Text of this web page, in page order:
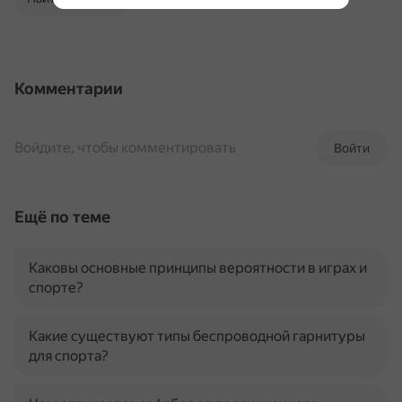
Комментарии
Войти
Войдите, чтобы комментировать
Ещё по теме
Каковы основные принципы вероятности в играх и
спорте?
Какие существуют типы беспроводной гарнитуры
для спорта?